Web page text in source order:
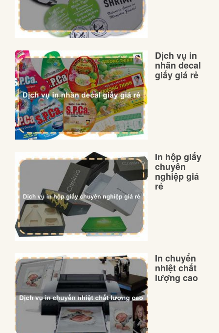
Dịch vụ in
nhãn decal
giấy giá rẻ
In hộp giấy
chuyên
nghiệp giá
rẻ
In chuyển
nhiệt chất
lượng cao